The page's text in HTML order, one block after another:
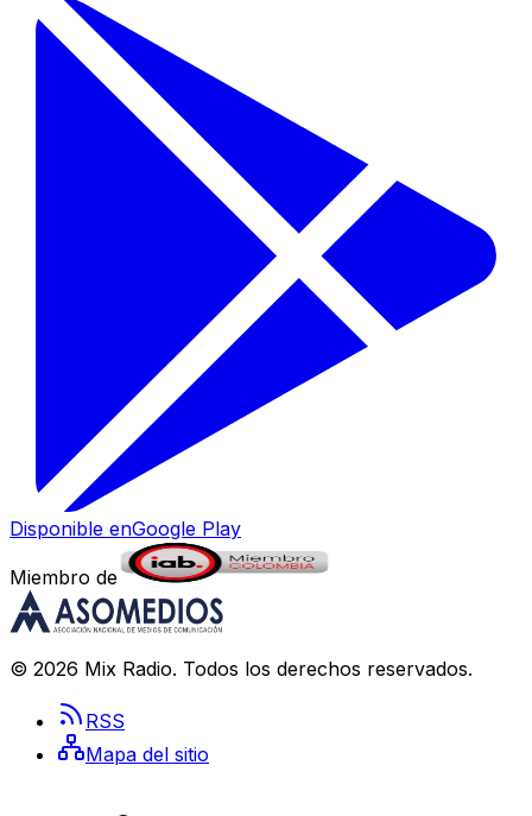
Disponible enGoogle Play
Miembro de
© 2026 Mix Radio. Todos los derechos reservados.
RSS
Mapa del sitio